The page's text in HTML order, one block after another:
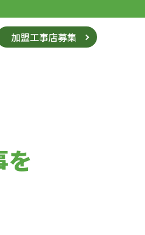
加盟工事店募集
を